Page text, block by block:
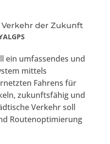
der Zukunft
ein umfassendes und
mittels
Fahrens für
zukunftsfähig und
Verkehr soll
Routenoptimierung